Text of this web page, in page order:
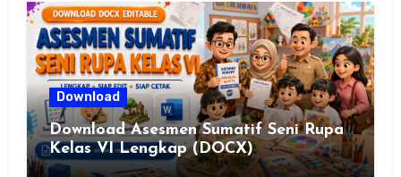
Download
Download Asesmen Sumatif Seni Rupa
Kelas VI Lengkap (DOCX)